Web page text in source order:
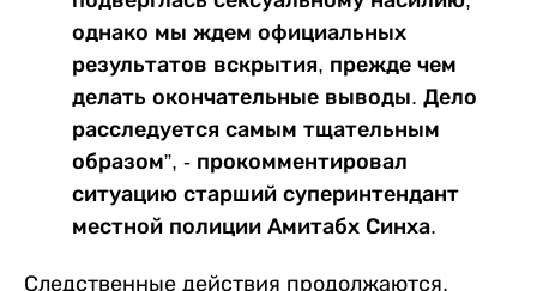
однако мы ждем официальных
результатов вскрытия, прежде чем
делать окончательные выводы. Дело
расследуется самым тщательным
образом”, - прокомментировал
ситуацию старший суперинтендант
местной полиции Амитабх Синха.
Следственные действия продолжаются,